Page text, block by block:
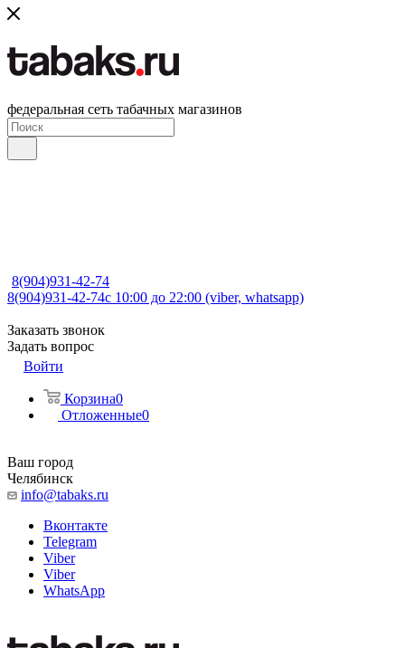
федеральная сеть табачных магазинов
8(904)931-42-74
8(904)931-42-74с 10:00 до 22:00 (viber, whatsapp)
Заказать звонок
Задать вопрос
Войти
Корзина0
Отложенные0
Ваш город
Челябинск
info@tabaks.ru
Вконтакте
Telegram
Viber
Viber
WhatsApp